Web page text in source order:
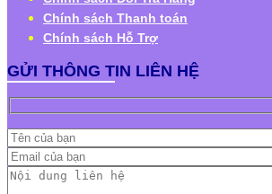
Chính sách Thanh toán
Chính sách Hỗ Trợ
GỬI THÔNG TIN LIÊN HỆ